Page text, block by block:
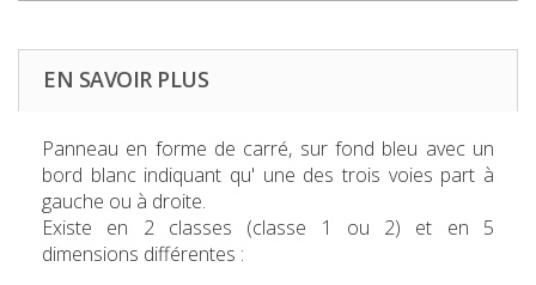
EN SAVOIR PLUS
Panneau en forme de carré, sur fond bleu avec un
bord blanc indiquant qu' une des trois voies part à
gauche ou à droite.
Existe en 2 classes (classe 1 ou 2) et en 5
dimensions différentes :